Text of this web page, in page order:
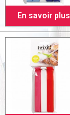
En savoir plus